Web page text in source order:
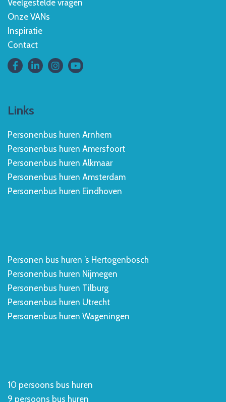
Veelgestelde vragen
Onze VANs
Inspiratie
Contact
Links
Personenbus huren Arnhem
Personenbus huren Amersfoort
Personenbus huren Alkmaar
Personenbus huren Amsterdam
Personenbus huren Eindhoven
Personen bus huren ’s Hertogenbosch
Personenbus huren Nijmegen
Personenbus huren Tilburg
Personenbus huren Utrecht
Personenbus huren Wageningen
10 persoons bus huren
9 persoons bus huren